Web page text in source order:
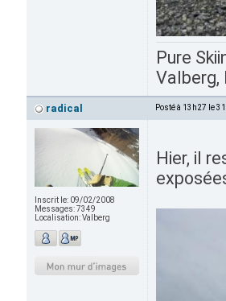
Pure
Valberg,
radical Posté à 13h27 le
Inscrit le: 09/02/2008
Messages:7349
Localisation:Valberg
Hier, il